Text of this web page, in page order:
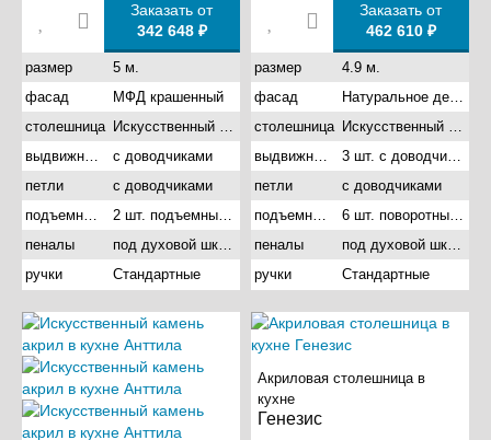
Заказать от
342 648 ₽
размер
5 м.
фасад
МФД крашенный
столешница
Искусственный камень акрил
выдвижные ящики
с доводчиками
петли
с доводчиками
подъемные механизмы
2 шт. подъемный газовый
пеналы
под духовой шкаф
ручки
Стандартные
Заказать от
462 610 ₽
размер
4.9 м.
фасад
Натуральное дерево
столешница
Искусственный камень акрил
выдвижные ящики
3 шт. с доводчиками
петли
с доводчиками
подъемные механизмы
6 шт. поворотный подъемник
пеналы
под духовой шкаф
ручки
Стандартные
Акриловая столешница в
кухне
Генезис